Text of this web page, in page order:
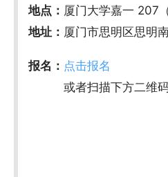
地点： 厦门大学嘉一 207
地址： 厦门市思明区思明
报名： 点击报名
或者扫描下方二维码